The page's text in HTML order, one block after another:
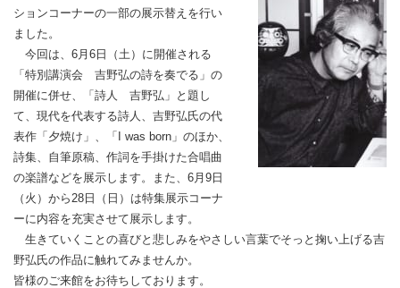
ションコーナーの一部の展示替えを行い
ました。
今回は、6月6日（土）に開催される
「特別講演会 吉野弘の詩を奏でる」の
開催に併せ、「詩人 吉野弘」と題し
て、現代を代表する詩人、吉野弘氏の代
表作「夕焼け」、「I was born」のほか、
詩集、自筆原稿、作詞を手掛けた合唱曲
の楽譜などを展示します。また、6月9日
（火）から28日（日）は特集展示コーナ
ーに内容を充実させて展示します。
生きていくことの喜びと悲しみをやさしい言葉でそっと掬い上げる吉
野弘氏の作品に触れてみませんか。
皆様のご来館をお待ちしております。